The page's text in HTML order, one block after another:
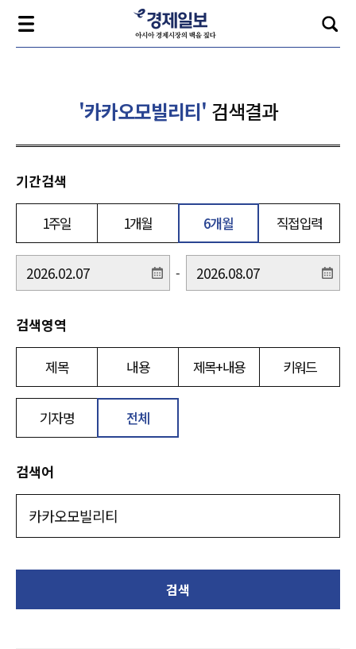
'카카오모빌리티' 검색결과
기간검색
1주일 1개월 6개월 직접입력
-
검색영역
제목 내용 제목+내용 키워드
기자명 전체
검색어
검색